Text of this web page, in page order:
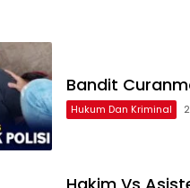
Bandit
Hukum Dan Kriminal